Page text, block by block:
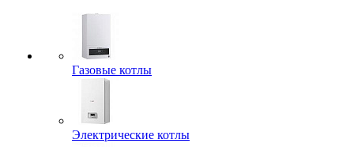
Газовые котлы
Электрические котлы